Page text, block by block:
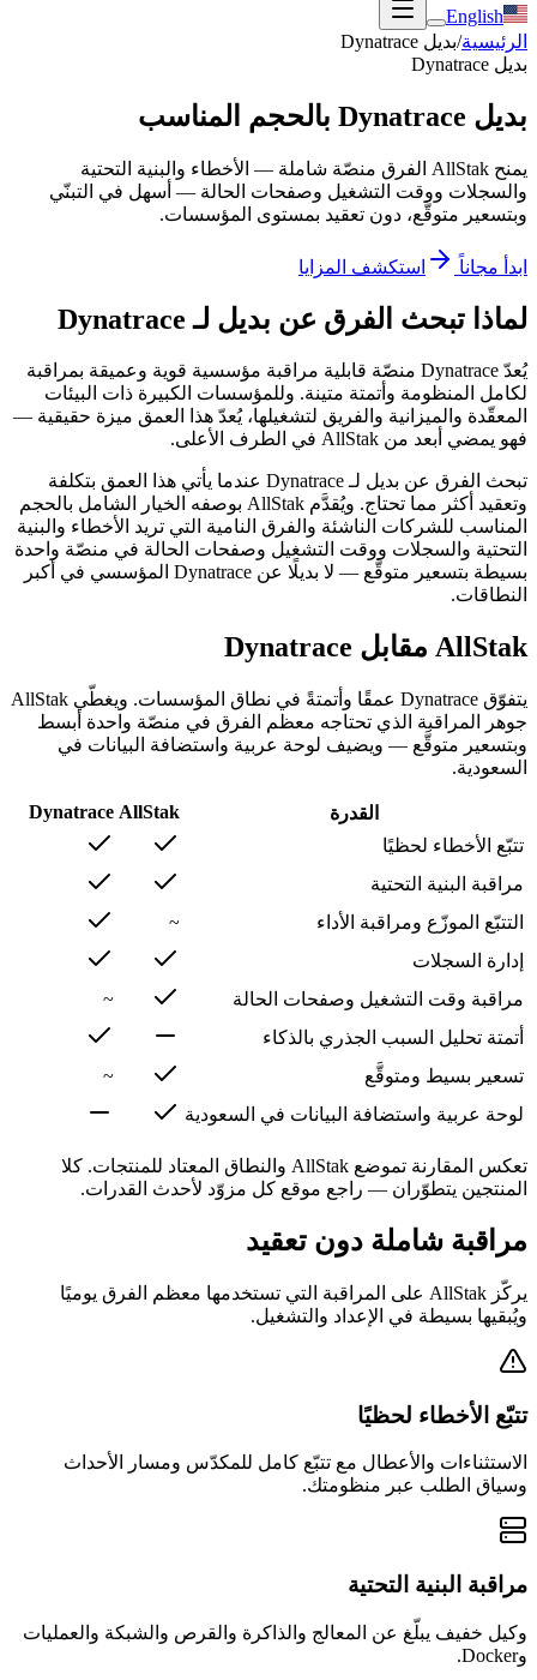
English
الرئيسية/بديل Dynatrace
بديل Dynatrace
بديل Dynatrace بالحجم المناسب
يمنح AllStak الفرق منصّة شاملة — الأخطاء والبنية التحتية
والسجلات ووقت التشغيل وصفحات الحالة — أسهل في التبنّي
وبتسعير متوقَّع، دون تعقيد بمستوى المؤسسات.
ابدأ مجاناً استكشف المزايا
لماذا تبحث الفرق عن بديل لـ Dynatrace
يُعدّ Dynatrace منصّة قابلية مراقبة مؤسسية قوية وعميقة بمراقبة
لكامل المنظومة وأتمتة متينة. وللمؤسسات الكبيرة ذات البيئات
المعقّدة والميزانية والفريق لتشغيلها، يُعدّ هذا العمق ميزة حقيقية —
فهو يمضي أبعد من AllStak في الطرف الأعلى.
تبحث الفرق عن بديل لـ Dynatrace عندما يأتي هذا العمق بتكلفة
وتعقيد أكثر مما تحتاج. ويُقدَّم AllStak بوصفه الخيار الشامل بالحجم
المناسب للشركات الناشئة والفرق النامية التي تريد الأخطاء والبنية
التحتية والسجلات ووقت التشغيل وصفحات الحالة في منصّة واحدة
بسيطة بتسعير متوقَّع — لا بديلًا عن Dynatrace المؤسسي في أكبر
النطاقات.
AllStak مقابل Dynatrace
يتفوّق Dynatrace عمقًا وأتمتةً في نطاق المؤسسات. ويغطّي AllStak
جوهر المراقبة الذي تحتاجه معظم الفرق في منصّة واحدة أبسط
وبتسعير متوقَّع — ويضيف لوحة عربية واستضافة البيانات في
السعودية.
القدرة AllStak
Dynatrace
تتبّع الأخطاء لحظيًا
مراقبة البنية التحتية
التتبّع الموزّع ومراقبة الأداء
~
إدارة السجلات
مراقبة وقت التشغيل وصفحات الحالة
~
أتمتة تحليل السبب الجذري بالذكاء
تسعير بسيط ومتوقَّع
~
لوحة عربية واستضافة البيانات في السعودية
تعكس المقارنة تموضع AllStak والنطاق المعتاد للمنتجات. كلا
المنتجين يتطوّران — راجع موقع كل مزوّد لأحدث القدرات.
مراقبة شاملة دون تعقيد
يركّز AllStak على المراقبة التي تستخدمها معظم الفرق يوميًا
ويُبقيها بسيطة في الإعداد والتشغيل.
تتبّع الأخطاء لحظيًا
الاستثناءات والأعطال مع تتبّع كامل للمكدّس ومسار الأحداث
وسياق الطلب عبر منظومتك.
مراقبة البنية التحتية
وكيل خفيف يبلّغ عن المعالج والذاكرة والقرص والشبكة والعمليات
وDocker.